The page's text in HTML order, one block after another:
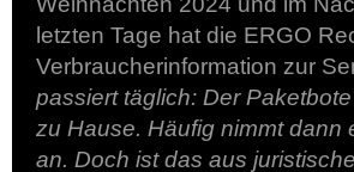
letzten Tage hat die ERGO
Verbraucherinformation zur
passiert täglich: Der
zu Hause. Häufig nimmt dann
an. Doch ist das aus